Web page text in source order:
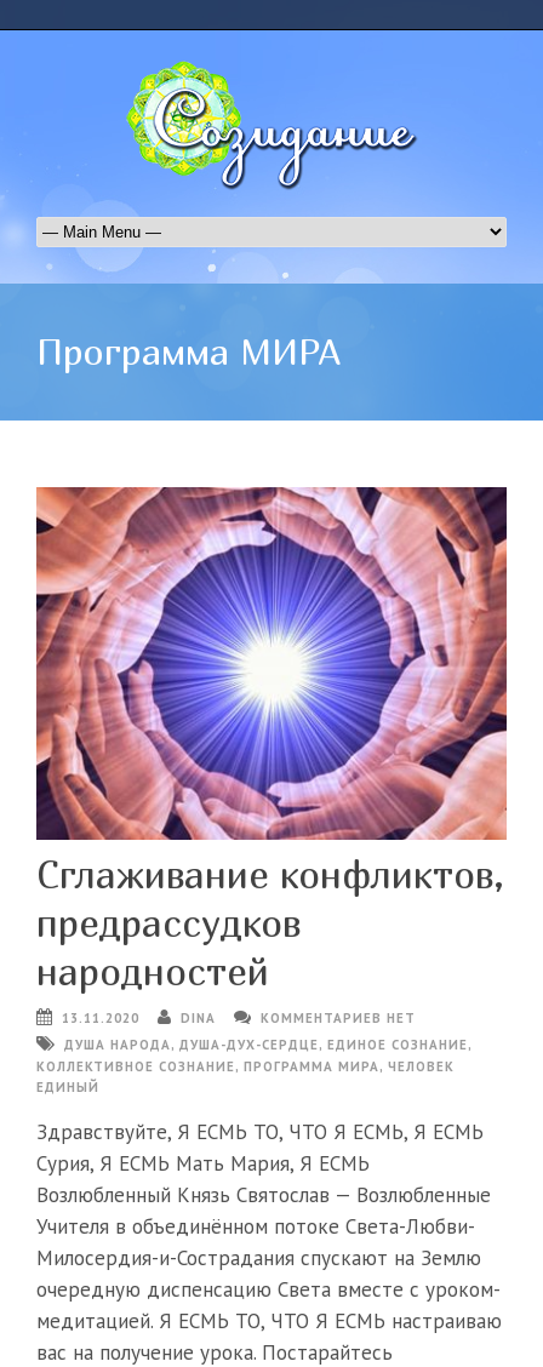
Программа МИРА
Сглаживание конфликтов,
предрассудков
народностей
13.11.2020 DINA
КОММЕНТАРИЕВ НЕТ
ДУША НАРОДА, ДУША-ДУХ-СЕРДЦЕ, ЕДИНОЕ СОЗНАНИЕ,
КОЛЛЕКТИВНОЕ СОЗНАНИЕ, ПРОГРАММА МИРА, ЧЕЛОВЕК
ЕДИНЫЙ
Здравствуйте, Я ЕСМЬ ТО, ЧТО Я ЕСМЬ, Я ЕСМЬ
Сурия, Я ЕСМЬ Мать Мария, Я ЕСМЬ
Возлюбленный Князь Святослав — Возлюбленные
Учителя в объединённом потоке Света-Любви-
Милосердия-и-Сострадания спускают на Землю
очередную диспенсацию Света вместе с уроком-
медитацией. Я ЕСМЬ ТО, ЧТО Я ЕСМЬ настраиваю
вас на получение урока. Постарайтесь